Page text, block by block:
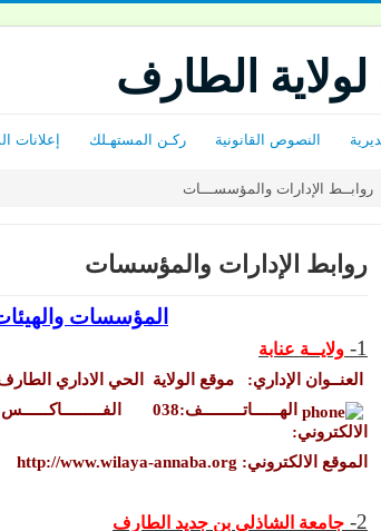
لولاية الطارف
النصوص القانونية ركـن المستهـلك إعلانات
روابــط الإدارات والمؤسســـات
روابط الإدارات والمؤسسات
المؤسسات والهيئات
1-
ولايــة عنابة
العنــوان الإداري: موقع الولاية الحي الاداري
الهــــــاتـــــــــف:038
الالكتروني:
الموقع الالكتروني: http://www.wilaya-annaba.org
2- جامعة الشاذلي بن جديد الطارف